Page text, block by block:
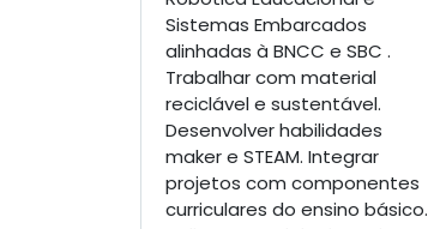
Sistemas Embarcados
alinhadas à BNCC e SBC .
Trabalhar com material
reciclável e sustentável.
Desenvolver habilidades
maker e STEAM. Integrar
projetos com componentes
curriculares do ensino básico.